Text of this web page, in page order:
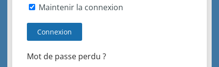
Maintenir la connexion
Connexion
Mot de passe perdu ?